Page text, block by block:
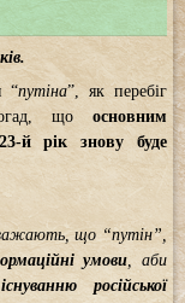
“путіна”, як перебіг
що основним
й рік знову буде
що “путін”,
умови , аби
російської